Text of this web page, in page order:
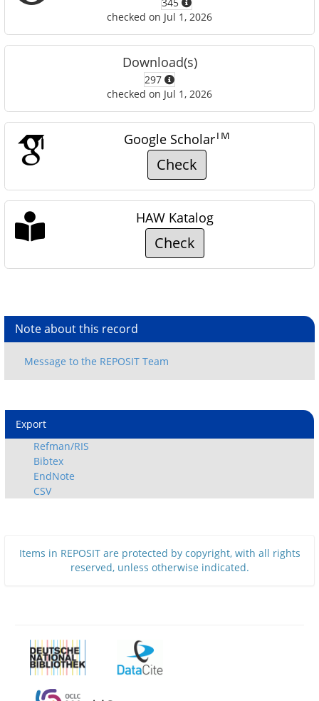
checked on Jul 1, 2026
Download(s)
297
checked on Jul 1, 2026
Google ScholarTM
Check
HAW Katalog
Check
Note about this record
Export
Refman/RIS
Bibtex
EndNote
CSV
Items in REPOSIT are protected by copyright, with all rights
reserved, unless otherwise indicated.